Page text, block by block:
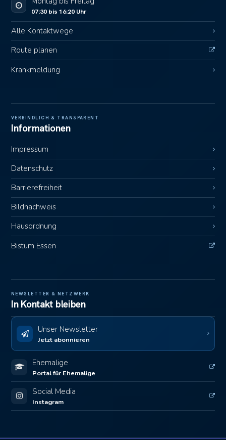
07:30 bis 16:20 Uhr
Alle Kontaktwege
Route planen
Krankmeldung
VERBINDLICH & TRANSPARENT
Informationen
Impressum
Datenschutz
Barrierefreiheit
Bildnachweis
Hausordnung
Bistum Essen
NEWSLETTER & NETZWERK
In Kontakt bleiben
Unser Newsletter
Jetzt abonnieren
Ehemalige
Portal für Ehemalige
Social Media
Instagram